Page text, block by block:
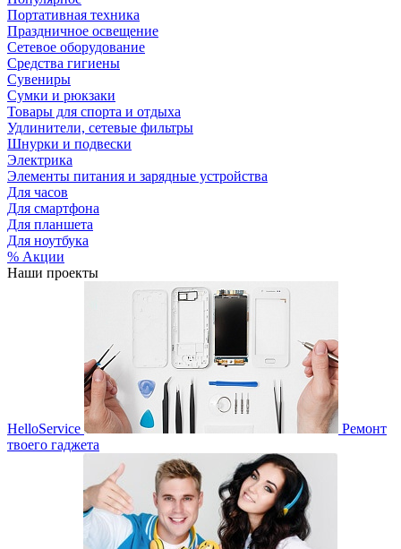
Портативная техника
Праздничное освещение
Сетевое оборудование
Средства гигиены
Сувениры
Сумки и рюкзаки
Товары для спорта и отдыха
Удлинители, сетевые фильтры
Шнурки и подвески
Электрика
Элементы питания и зарядные устройства
Для часов
Для смартфона
Для планшета
Для ноутбука
% Акции
Наши проекты
HelloService
Ремонт
твоего гаджета